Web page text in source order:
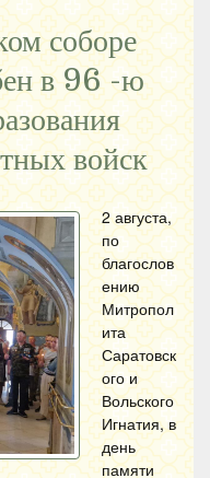
соборе
в 96 -ю
войск
2 августа,
по
благослов
ению
Митропол
ита
Саратовск
ого и
Вольского
Игнатия, в
день
памяти